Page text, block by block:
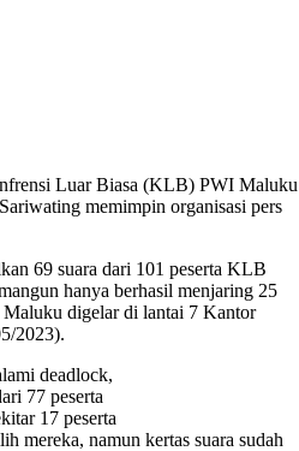
Luar Biasa (KLB) PWI Maluku
memimpin organisasi pers
69 suara dari 101 peserta KLB
hanya berhasil menjaring 25
digelar di lantai 7 Kantor
2023).
deadlock,
77 peserta
17 peserta
mereka, namun kertas suara sudah